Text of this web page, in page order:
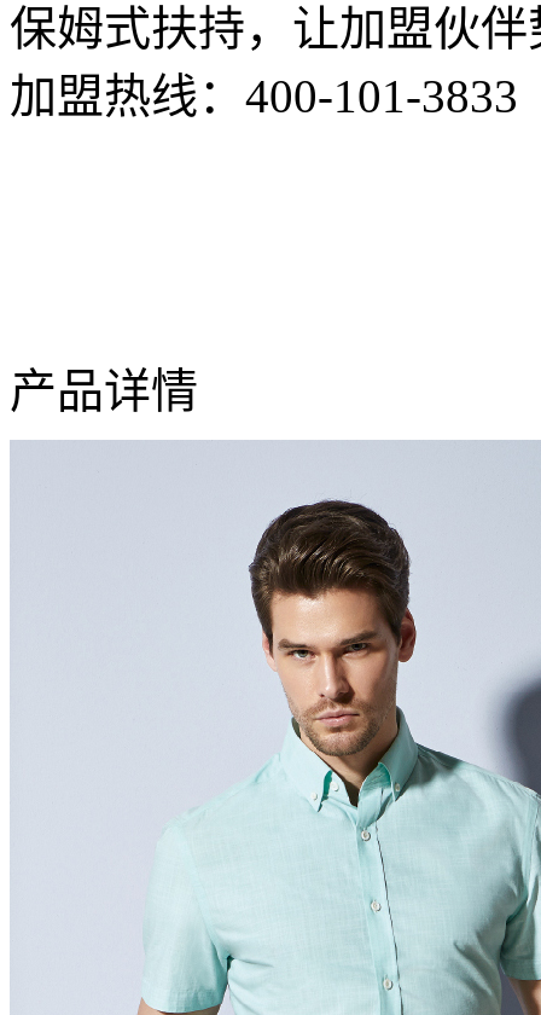
保姆式扶持，让加盟伙
加盟热线： 400-101-3833
产品详情